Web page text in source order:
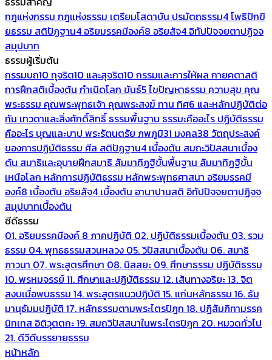
กฎแห่งกรรม กฎแห่งธรรม เตรียมโสดาบัน ปรมัตถธรรม4โพธิปักขิ
ยธรรม สติปัฏฐาน4 อริยมรรคมีองค์8 อริยสัจ4 อิทัปปัจจยตาปฏิจจ
สมุปบาท
ธรรมผู้เริ่มต้น
กรรมบถ10 ทุจริต10 และสุจริต10 กรรมและการให้ผล กายคตาสติ
การฝึกสติเบื้องต้น กำเนิดโลก ขันธ์5ไขปัญหาธรรม ความสุข คุณ
พระธรรม คุณพระพุทธเจ้า คุณพระสงฆ์ ทาน ทิศ6 และหลักปฏิบัติต่อ
กัน เทวดาและสิ่งศักดิ์สิทธิ์ธรรมพื้นฐาน ธรรมะคืออะไร ปฏิบัติธรรม
คืออะไร บุญและบาป พระรัตนตรัย ภพภูมิ31 มงคล38 วัตถุประสงค์
ของการปฏิบัติธรรม ศีล สติปัฏฐาน4 เบื้องต้น สมถะวิปัสสนาเบื้อง
ต้น สมาธิและอุบายฝึกสมาธิ สัมมาทิฏฐิขั้นพื้นฐาน สัมมาทิฏฐิขั้น
เหนือโลก หลักการปฏิบัติธรรม หลักพระพุทธศาสนา อริยมรรคมี
องค์8 เบื้องต้น อริยสัจ4 เบื้องต้น อานาปานสติ อิทัปปัจจยตาปฏิจจ
สมุปบาทเบื้องต้น
ซีดีธรรม
01. อริยมรรคมีองค์ 8 ภาคปฏิบัติ 02. ปฏิบัติธรรมเบื้องต้น 03. รวม
ธรรม 04. พุทธธรรมสวนหลวง 05. วิปัสสนาเบื้องต้น 06. สมาธิ
ภาวนา 07. พระสูตรศึกษา 08. นิสสยะ 09. ศึกษาธรรม ปฏิบัติธรรม
10. พรหมจรรย์11. ศึกษาและปฏิบัติธรรม 12. เส้นทางอริยะ13. จิต
สงบเมื่อพบธรรม 14. พระสูตรแนวปฏิบัติ 15. แก่นหลักธรรม 16. ธัม
มานุธัมมปฏิบัติ 17. หลักธรรมตามพระไตรปิฎก 18. ปฏิสัมภิทามรรค
นิทเทส อิติวุตตกะ19. สมถวิปัสสนาในพระไตรปิฎก 20. หมวดทั่วไป
21. ดีวีดีบรรยายธรรม
หน้าหลัก